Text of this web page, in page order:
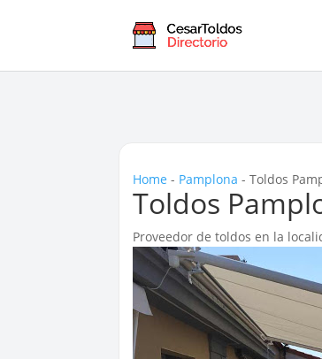
Home - Pamplona -Toldos
Toldos
Proveedor de toldos en la